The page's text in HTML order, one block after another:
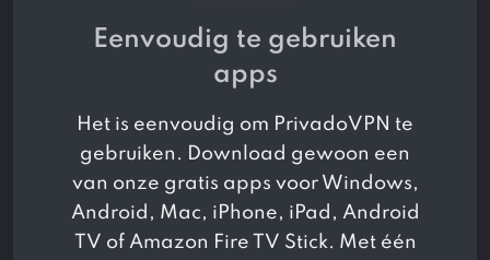
Eenvoudig te gebruiken
apps
Het is eenvoudig om PrivadoVPN te
gebruiken. Download gewoon een
van onze gratis apps voor Windows,
Android, Mac, iPhone, iPad, Android
TV of Amazon Fire TV Stick. Met één